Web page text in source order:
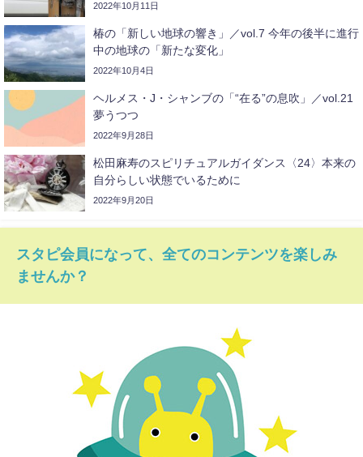
2022年10月11日
椿の「新しい地球の響き」／vol.7 今年の後半に進行
中の地球の「新たな変化」
2022年10月4日
ヘルメス・J・シャンブの「“在る”の息吹」／vol.21
夢うつつ
2022年9月28日
松田麻寿のスピリチュアルガイダンス〈24〉本来の
自分らしい状態でいるために
2022年9月20日
スタピ会員になって、全てのコンテンツを楽しみ
ませんか？